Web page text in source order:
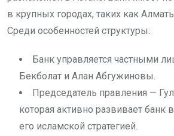
в крупных городах, таких как
Среди особенностей структуры:
Банк управляется частными
Бекболат и Алан Абгужиновы.
Председатель правления —
которая активно развивает банк
его исламской стратегией.